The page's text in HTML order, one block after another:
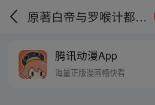
原著白帝与罗喉计都结局
腾讯动漫App
海量正版漫画畅快看